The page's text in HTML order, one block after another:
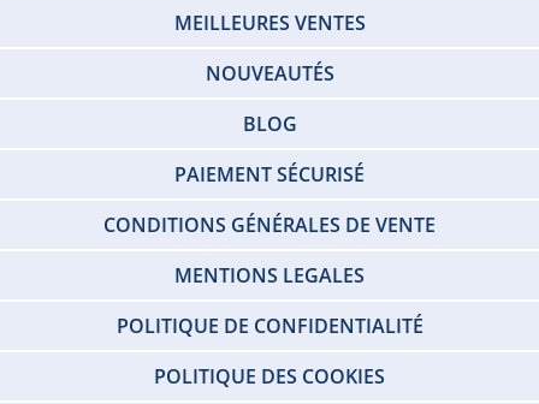
MEILLEURES VENTES
NOUVEAUTÉS
BLOG
PAIEMENT SÉCURISÉ
CONDITIONS GÉNÉRALES DE VENTE
MENTIONS LEGALES
POLITIQUE DE CONFIDENTIALITÉ
POLITIQUE DES COOKIES